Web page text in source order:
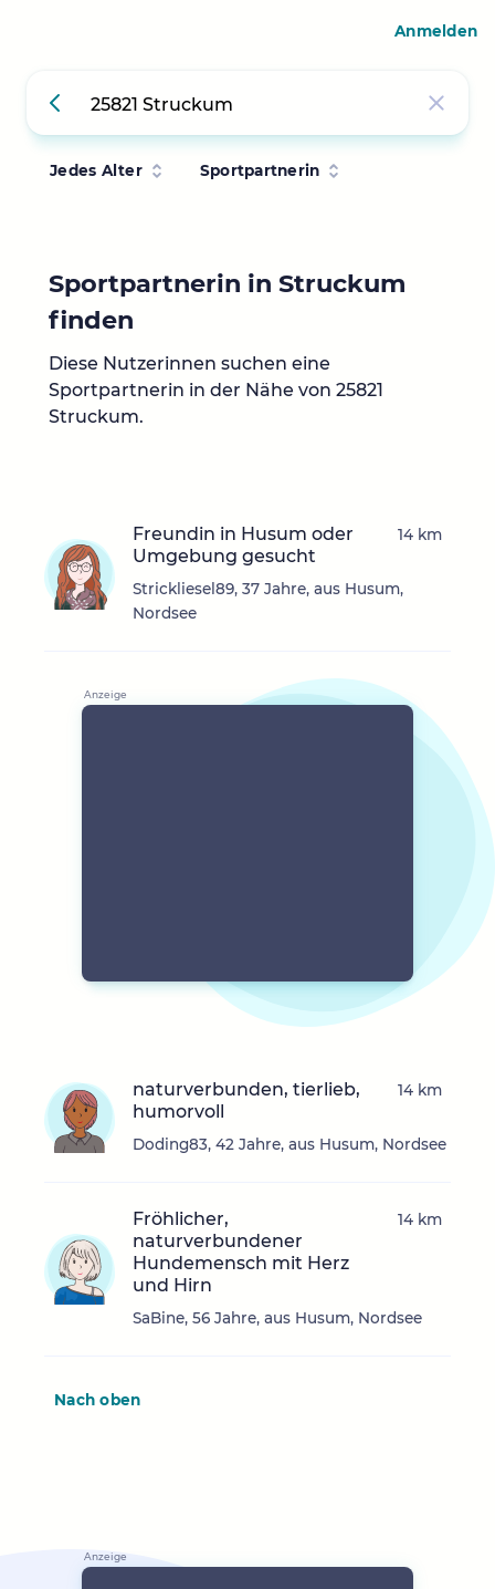
Jedes Alter Sportpartnerin
Sportpartnerin in Struckum
finden
Diese Nutzerinnen suchen eine
Sportpartnerin in der Nähe von 25821
Struckum.
Freundin in Husum oder
Umgebung gesucht
Strickliesel89, 37 Jahre, aus Husum,
Nordsee
14 km
naturverbunden, tierlieb,
humorvoll
Doding83, 42 Jahre, aus Husum, Nordsee
14 km
Fröhlicher,
naturverbundener
Hundemensch mit Herz
und Hirn
SaBine, 56 Jahre, aus Husum, Nordsee
14 km
Nach oben
Anmelden